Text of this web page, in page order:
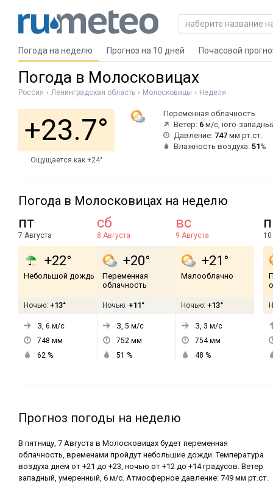
Погода на неделю Прогноз на 10 дней Почасовой
Погода в Молосковицах
Россия Ленинградская область Молосковицы Неделя
+23.7°
Ощущается как +24°
Переменная облачность
Ветер: 6 м/с, юго-
Давление: 747 мм рт.ст.
Влажность воздуха: 51%
Погода в Молосковицах на неделю
пт
7 Августа
+22°
Небольшой дождь
Ночью: +13°
З, 6 м/с
748 мм
62 %
сб
8 Августа
+20°
Переменная
облачность
Ночью: +11°
З, 5 м/с
752 мм
51 %
вс
9 Августа
+21°
Малооблачно
Ночью: +13°
З, 3 м/с
754мм
48 %
10
Прогноз погоды на неделю
В пятницу, 7 Августа в Молосковицах будет переменная
облачность, временами пройдут небольшие дожди. Температура
воздуха днем от +21 до +23, ночью от +12 до +14 градусов. Ветер
западный, умеренный, 6 м/с. Атмосферное давление: 749 мм рт.ст.